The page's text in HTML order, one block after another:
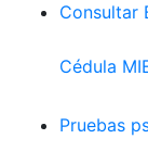
Consultar
Cédula
Pruebas